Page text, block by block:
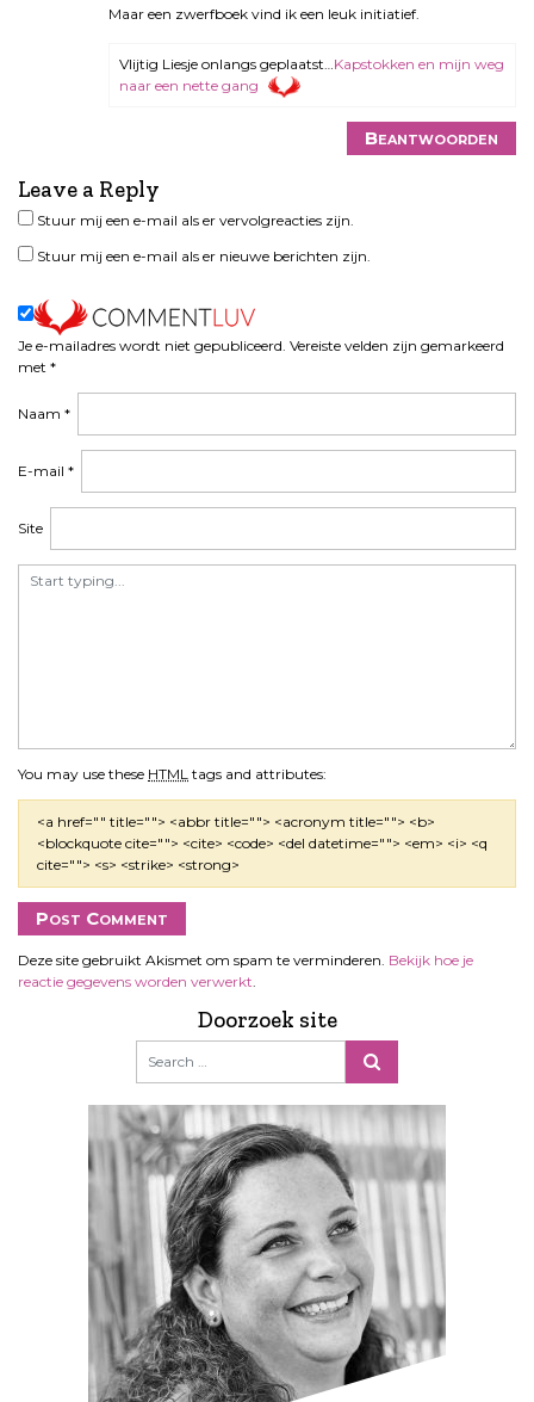
Maar een zwerfboek vind ik een leuk initiatief.
Vlijtig Liesje onlangs geplaatst… Kapstokken en mijn weg
naar een nette gang
Beantwoorden
Leave a Reply
Je e-mailadres wordt niet gepubliceerd. Vereiste velden zijn gemarkeerd
met *
You may use these HTML tags and attributes:
<a href="" title=""> <abbr title=""> <acronym title=""> <b>
<blockquote cite=""> <cite> <code> <del datetime=""> <em> <i> <q
cite=""> <s> <strike> <strong>
Naam *
E-mail *
Site
Stuur mij een e-mail als er vervolgreacties zijn.
Stuur mij een e-mail als er nieuwe berichten zijn.
Deze site gebruikt Akismet om spam te verminderen. Bekijk hoe je
reactie gegevens worden verwerkt
Doorzoek site